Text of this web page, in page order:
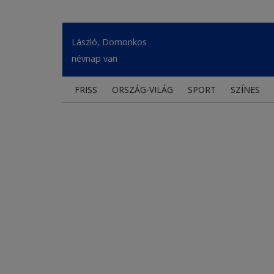
László, Domonkos
névnap van
FRISS ORSZÁG-VILÁG SPORT SZÍNES